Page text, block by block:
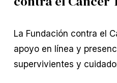
La Fundación contra el
apoyo en línea y
supervivientes y